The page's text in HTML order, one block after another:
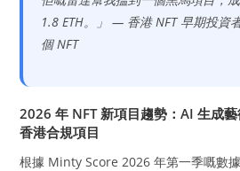
1.8 ETH。」 — 香港 NFT 早期投資
個 NFT
2026 年 NFT 新項目趨勢：AI 生成
香港合規項目
根據 Minty Score 2026 年第一季嘅數